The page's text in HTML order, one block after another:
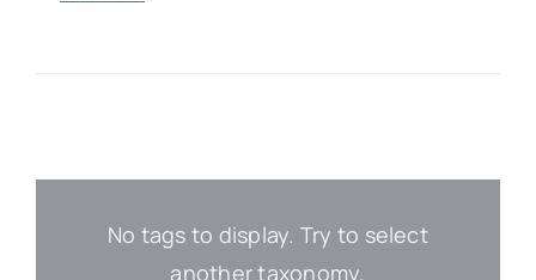
No tags to display. Try to select
another taxonomy.